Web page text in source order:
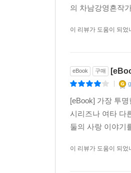
의 차남강영흔작
이 리뷰가 도움이 되었
eBook 구매
[eBook] 가장 투
시리즈나 여타 다
둘의 사랑 이야기
이 리뷰가 도움이 되었